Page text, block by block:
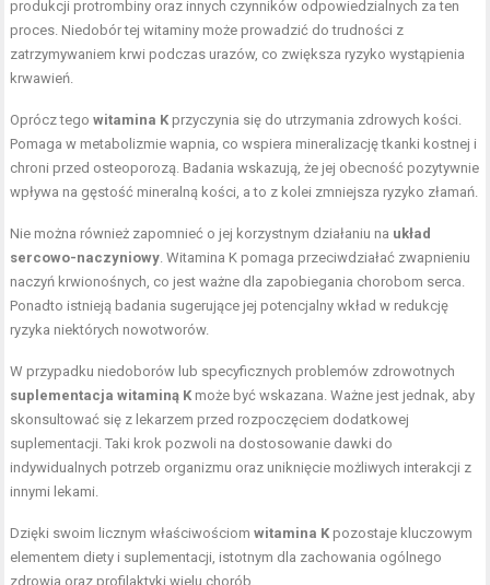
produkcji protrombiny oraz innych czynników odpowiedzialnych za ten
proces. Niedobór tej witaminy może prowadzić do trudności z
zatrzymywaniem krwi podczas urazów, co zwiększa ryzyko wystąpienia
krwawień.
Oprócz tegowitamina K przyczynia się do utrzymania zdrowych kości.
Pomaga w metabolizmie wapnia, co wspiera mineralizację tkanki kostnej i
chroni przed osteoporozą. Badania wskazują, że jej obecność pozytywnie
wpływa na gęstość mineralną kości, a to z kolei zmniejsza ryzyko złamań.
Nie można również zapomnieć o jej korzystnym działaniu na układ
sercowo-naczyniowy. Witamina K pomaga przeciwdziałać zwapnieniu
naczyń krwionośnych, co jest ważne dla zapobiegania chorobom serca.
Ponadto istnieją badania sugerujące jej potencjalny wkład w redukcję
ryzyka niektórych nowotworów.
W przypadku niedoborów lub specyficznych problemów zdrowotnych
suplementacja witaminą K może być wskazana. Ważne jest jednak, aby
skonsultować się z lekarzem przed rozpoczęciem dodatkowej
suplementacji. Taki krok pozwoli na dostosowanie dawki do
indywidualnych potrzeb organizmu oraz uniknięcie możliwych interakcji z
innymi lekami.
Dzięki swoim licznym właściwościomwitamina K pozostaje kluczowym
elementem diety i suplementacji, istotnym dla zachowania ogólnego
zdrowia oraz profilaktyki wielu chorób.